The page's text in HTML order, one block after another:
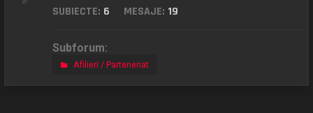
SUBIECTE: 6 MESAJE: 19
Subforum:
Afilieri / Parteneriat